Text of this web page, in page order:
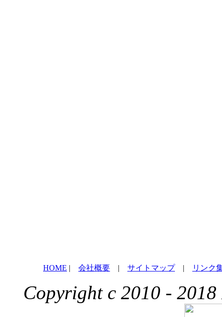
HOME | 会社概要 | サイトマップ| リンク
Copyright c 2010 - 2018